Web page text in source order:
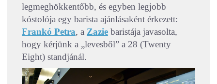
legmeghökkentőbb, és egyben legjobb
kóstolója egy barista ajánlásaként érkezett:
Frankó Petra, a Zazie baristája javasolta,
hogy kérjünk a „levesből” a 28 (Twenty
Eight) standjánál.